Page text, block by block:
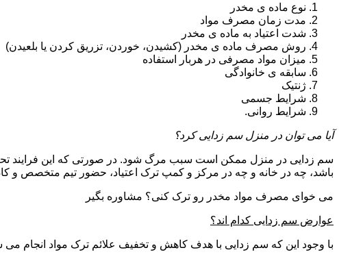
نوع ماده ی مخدر
مدت زمان مصرف مواد
شدت اعتیاد به ماده ی مخدر
روش مصرف ماده ی مخدر (کشیدن، خوردن، تزریق کردن یا بلعیدن)
میزان مواد مصرفی در هربار استفاده
سابقه ی خانوادگی
ژنتیک
شرایط جسمی
شرایط روانی.
آیا می توان در منزل سم زدایی کرد؟
سم زدایی در منزل ممکن است سبب مرگ شود. در صورتی که این فرایند
باشد، چه در خانه و چه در مرکز و کمپ ترک اعتیاد، حضور تیم متخصص و
می خوای مصرف مواد مخدر رو ترک کنی؟ مشاوره بگیر
عوارض سم زدایی کدام اند؟
با وجود این که سم زدایی با هدف کاهش و تخفیف علائم ترک مواد انجام می